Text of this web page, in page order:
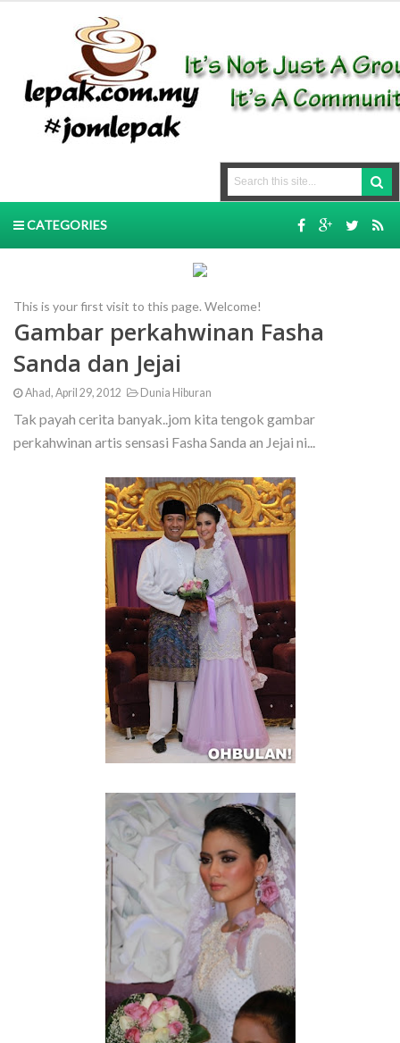
CATEGORIES
This is your first visit to this page. Welcome!
Gambar perkahwinan Fasha
Sanda dan Jejai
Ahad, April 29, 2012 Dunia Hiburan
Tak payah cerita banyak..jom kita tengok gambar
perkahwinan artis sensasi Fasha Sanda an Jejai ni...